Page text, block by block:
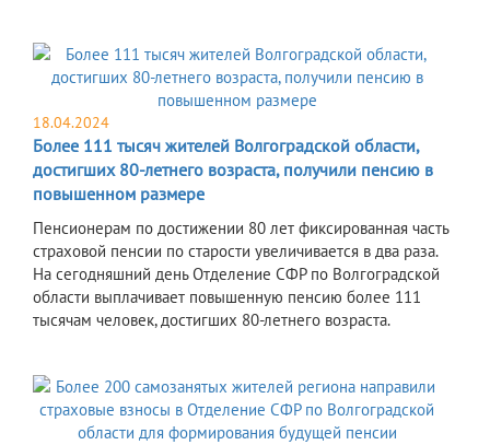
18.04.2024
Более 111 тысяч жителей Волгоградской области,
достигших 80-летнего возраста, получили пенсию в
повышенном размере
Пенсионерам по достижении 80 лет фиксированная часть
страховой пенсии по старости увеличивается в два раза.
На сегодняшний день Отделение СФР по Волгоградской
области выплачивает повышенную пенсию более 111
тысячам человек, достигших 80-летнего возраста.